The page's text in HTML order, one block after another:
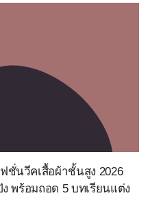
ชั่นวีคเสื้อผ้าชั้นสูง 2026
พร้อมถอด 5 บทเรียนแต่ง